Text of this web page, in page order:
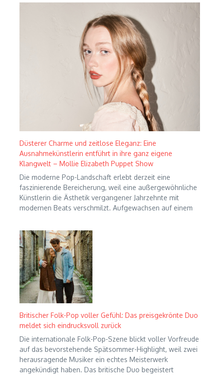
Düsterer Charme und zeitlose Eleganz: Eine
Ausnahmekünstlerin entführt in ihre ganz eigene
Klangwelt – Mollie Elizabeth Puppet Show
Die moderne Pop-Landschaft erlebt derzeit eine
faszinierende Bereicherung, weil eine außergewöhnliche
Künstlerin die Ästhetik vergangener Jahrzehnte mit
modernen Beats verschmilzt. Aufgewachsen auf einem
Britischer Folk-Pop voller Gefühl: Das preisgekrönte Duo
meldet sich eindrucksvoll zurück
Die internationale Folk-Pop-Szene blickt voller Vorfreude
auf das bevorstehende Spätsommer-Highlight, weil zwei
herausragende Musiker ein echtes Meisterwerk
angekündigt haben. Das britische Duo begeistert